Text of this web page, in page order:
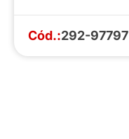
Cód.:292-97797